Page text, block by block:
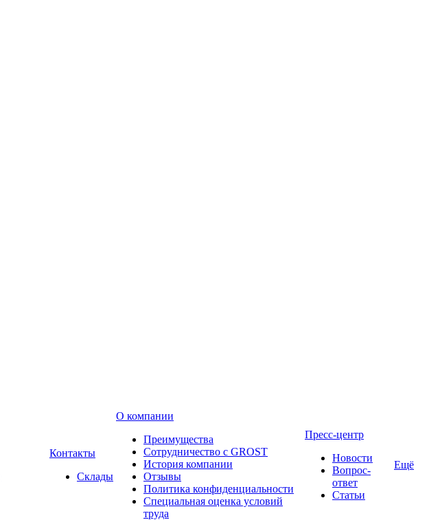
Контакты
Склады
О компании
Преимущества
Сотрудничество с GROST
История компании
Отзывы
Политика конфиденциальности
Специальная оценка условий
труда
Пресс-центр
Новости
Вопрос-
ответ
Статьи
Ещё